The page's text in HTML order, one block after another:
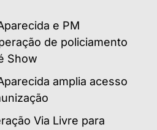
e PM
de policiamento
Show
amplia acesso
Via Livre para